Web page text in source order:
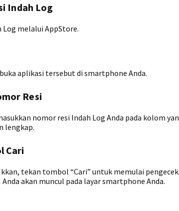
Indah Log
Log melalui AppStore.
aplikasi tersebut di smartphone Anda.
Resi
nomor resi Indah Log Anda pada kolom
lengkap.
Cari
tekan tombol “Cari” untuk memulai
akan muncul pada layar smartphone Anda.